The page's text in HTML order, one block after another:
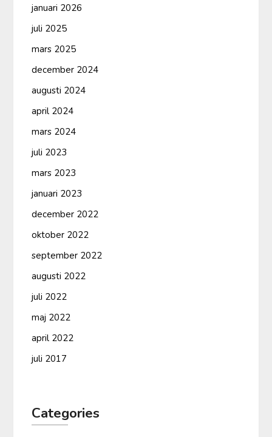
januari 2026
juli 2025
mars 2025
december 2024
augusti 2024
april 2024
mars 2024
juli 2023
mars 2023
januari 2023
december 2022
oktober 2022
september 2022
augusti 2022
juli 2022
maj 2022
april 2022
juli 2017
Categories